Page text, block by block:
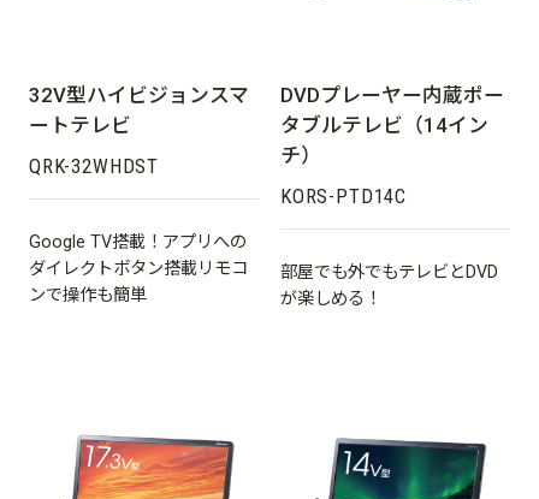
32V型ハイビジョンスマ
ートテレビ
QRK-32WHDST
Google TV搭載！アプリへの
ダイレクトボタン搭載リモコ
ンで操作も簡単
DVDプレーヤー内蔵ポー
タブルテレビ（14イン
チ）
KORS-PTD14C
部屋でも外でもテレビとDVD
が楽しめる！